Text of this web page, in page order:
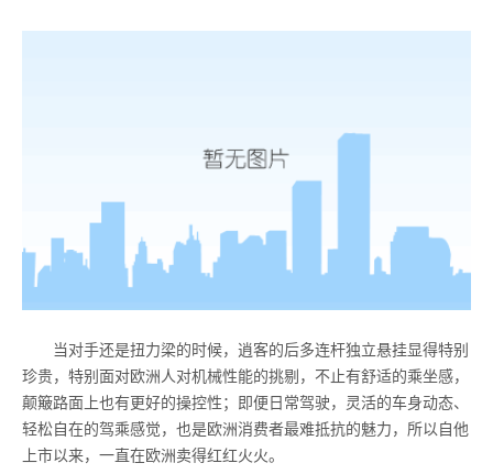
当对手还是扭力梁的时候，逍客的后多连杆独立悬挂显得特别
珍贵，特别面对欧洲人对机械性能的挑剔，不止有舒适的乘坐感，
颠簸路面上也有更好的操控性；即便日常驾驶，灵活的车身动态、
轻松自在的驾乘感觉，也是欧洲消费者最难抵抗的魅力，所以自他
上市以来，一直在欧洲卖得红红火火。